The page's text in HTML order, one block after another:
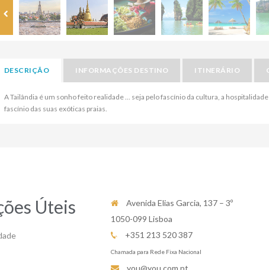
DESCRIÇÃO INFORMAÇÕES DESTINO ITINERÁRIO
A Tailândia é um sonho feito realidade ... seja pelo fascínio da cultura, a
fascínio das suas exóticas praias.
Úteis
Avenida Elias Garcia, 137 – 3º
1050-099 Lisboa
+351 213 520 387
Chamada para Rede Fixa Nacional
you@you.com.pt